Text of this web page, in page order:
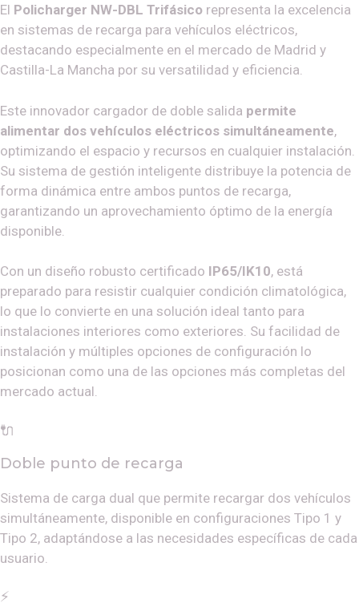
El Policharger NW-DBL Trifásico representa la excelencia
en sistemas de recarga para vehículos eléctricos,
destacando especialmente en el mercado de Madrid y
Castilla-La Mancha por su versatilidad y eficiencia.
Este innovador cargador de doble salida permite
alimentar dos vehículos eléctricos simultáneamente,
optimizando el espacio y recursos en cualquier instalación.
Su sistema de gestión inteligente distribuye la potencia de
forma dinámica entre ambos puntos de recarga,
garantizando un aprovechamiento óptimo de la energía
disponible.
Con un diseño robusto certificado IP65/IK10, está
preparado para resistir cualquier condición climatológica,
lo que lo convierte en una solución ideal tanto para
instalaciones interiores como exteriores. Su facilidad de
instalación y múltiples opciones de configuración lo
posicionan como una de las opciones más completas del
mercado actual.
🔌
Doble punto de recarga
Sistema de carga dual que permite recargar dos vehículos
simultáneamente, disponible en configuraciones Tipo 1 y
Tipo 2, adaptándose a las necesidades específicas de cada
usuario.
⚡